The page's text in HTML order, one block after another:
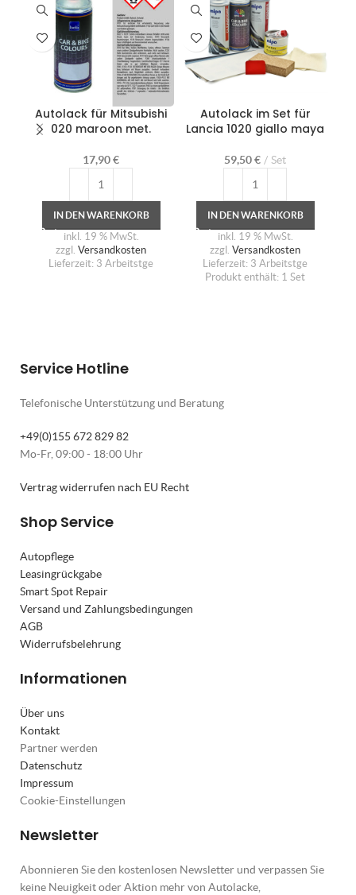
Autolack für Mitsubishi
020 maroon met.
17,90€
IN DEN WARENKORB
inkl. 19 % MwSt.
zzgl. Versandkosten
Lieferzeit: 3 Arbeitstge
Autolack im Set für
Lancia 1020 giallo maya
59,50€ Set
IN DEN WARENKORB
inkl. 19 % MwSt.
zzgl. Versandkosten
Lieferzeit: 3 Arbeitstge
Produkt enthält: 1 Set
Service Hotline
Telefonische Unterstützung und Beratung
+49(0)155 672 829 82
Mo-Fr, 09:00 - 18:00 Uhr
Vertrag widerrufen nach EU Recht
Shop Service
Autopflege
Leasingrückgabe
Smart Spot Repair
Versand und Zahlungsbedingungen
AGB
Widerrufsbelehrung
Informationen
Über uns
Kontakt
Partner werden
Datenschutz
Impressum
Cookie-Einstellungen
Newsletter
Abonnieren Sie den kostenlosen Newsletter und verpassen Sie
keine Neuigkeit oder Aktion mehr von Autolacke,